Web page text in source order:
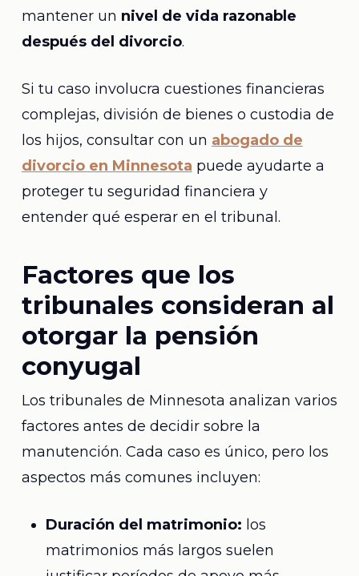
mantener un nivel de vida razonable
después del divorcio.
Si tu caso involucra cuestiones financieras
complejas, división de bienes o custodia de
los hijos, consultar con un abogado de
divorcio en Minnesota puede ayudarte a
proteger tu seguridad financiera y
entender qué esperar en el tribunal.
Factores que los
tribunales consideran al
otorgar la pensión
conyugal
Los tribunales de Minnesota analizan varios
factores antes de decidir sobre la
manutención. Cada caso es único, pero los
aspectos más comunes incluyen:
Duración del matrimonio: los
matrimonios más largos suelen